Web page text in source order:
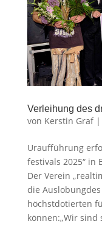
Verleihung des
von Kerstin Graf|
Uraufführung
festivals 2025“ in
Der Verein
die
höchstdotierten
können:„Wir sind